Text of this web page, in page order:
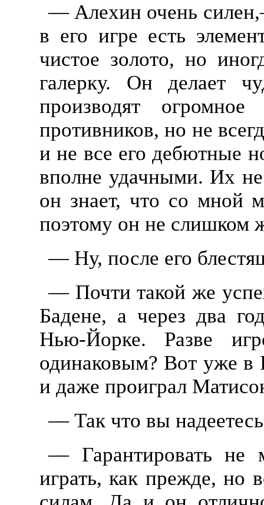
— Алехин очень
в его игре есть
чистое золото, но
галерку. Он делает
производят
противников, но не
и не все его дебютные
вполне удачными. Их
он знает, что со мной
поэтому он не слишком
— Ну, после его
— Почти такой же
Бадене, а через два
Нью-Йорке. Разве
одинаковым? Вот уже в
и даже проиграл
— Так что вы
— Гарантировать не
играть, как прежде, но